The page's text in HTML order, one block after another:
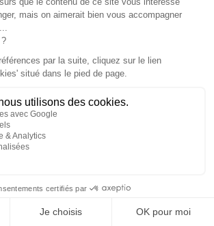
– une flexibilité totale pour
disposition 640 LE XR